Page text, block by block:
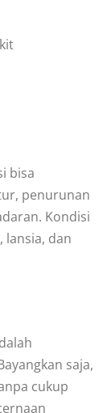
bisa
penurunan
Kondisi
lansia, dan
saja,
cukup